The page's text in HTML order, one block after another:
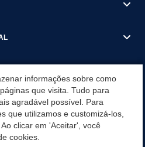
DE RECEITA MUNICIPAL
informações sobre como
que visita. Tudo para
agradável possível. Para
que utilizamos e customizá-los,
clicar em 'Aceitar', você
cookies.